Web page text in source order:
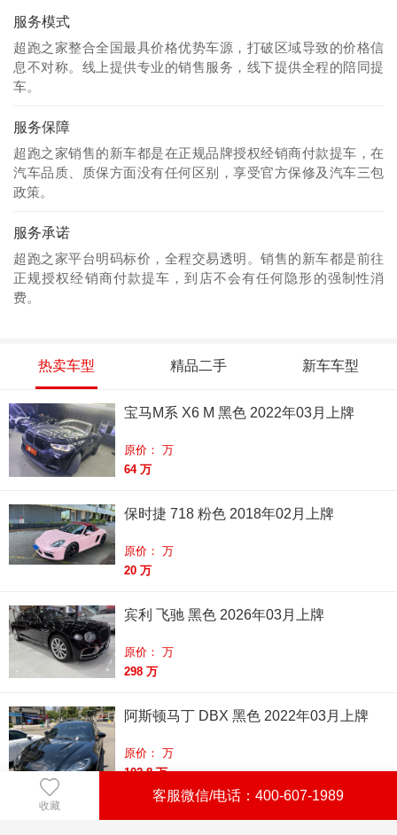
收藏
客服微信/电话：400-607-1989
服务模式
超跑之家整合全国最具价格优势车源，打破区域导致的价格信
息不对称。线上提供专业的销售服务，线下提供全程的陪同提
车。
服务保障
超跑之家销售的新车都是在正规品牌授权经销商付款提车，在
汽车品质、质保方面没有任何区别，享受官方保修及汽车三包
政策。
服务承诺
超跑之家平台明码标价，全程交易透明。销售的新车都是前往
正规授权经销商付款提车，到店不会有任何隐形的强制性消
费。
热卖车型 精品二手 新车车型
宝马M系 X6 M 黑色 2022年03月上牌
原价： 万
64 万
保时捷 718 粉色 2018年02月上牌
原价： 万
20 万
宾利 飞驰 黑色 2026年03月上牌
原价： 万
298 万
阿斯顿马丁 DBX 黑色 2022年03月上牌
原价： 万
102.8 万
劳斯莱斯 库里南 黑色 2024年03月上牌